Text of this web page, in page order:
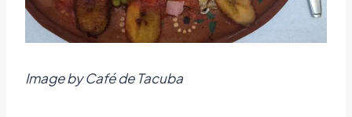
Image by Café de Tacuba